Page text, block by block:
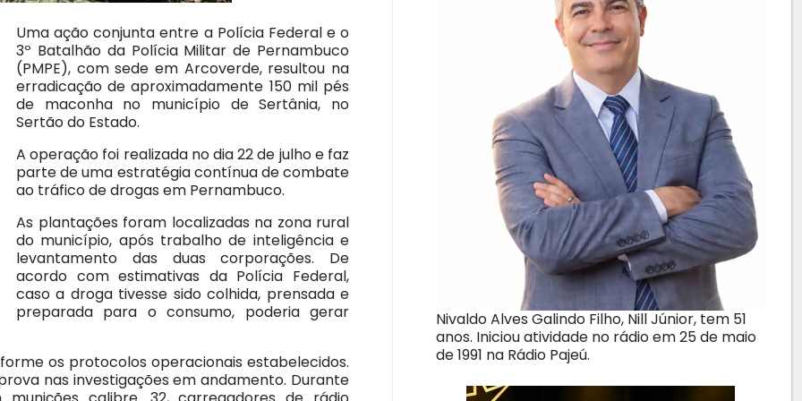
Uma ação conjunta entre a Polícia Federal e o
3º Batalhão da Polícia Militar de Pernambuco
(PMPE), com sede em Arcoverde, resultou na
erradicação de aproximadamente 150 mil pés
de maconha no município de Sertânia, no
Sertão do Estado.
A operação foi realizada no dia 22 de julho e faz
parte de uma estratégia contínua de combate
ao tráfico de drogas em Pernambuco.
As plantações foram localizadas na zona rural
do município, após trabalho de inteligência e
levantamento das duas corporações. De
acordo com estimativas da Polícia Federal,
caso a droga tivesse sido colhida, prensada e
preparada para o consumo, poderia gerar
os protocolos operacionais estabelecidos.
nas investigações em andamento. Durante
Nivaldo Alves Galindo Filho, Nill Júnior, tem 51
anos. Iniciou atividade no rádio em 25 de maio
de 1991 na Rádio Pajeú.